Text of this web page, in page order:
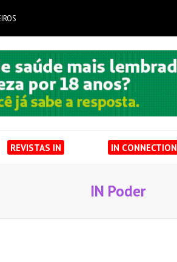
REVISTAS IN IN CONNECTION
IN Poder